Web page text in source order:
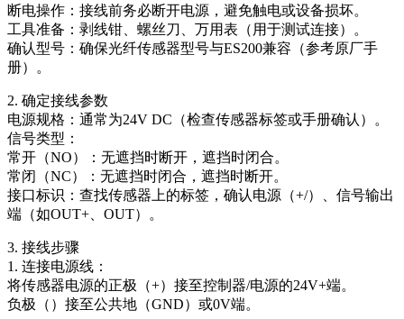
断电操作：接线前务必断开电源，避免触电或设备损坏。
工具准备：剥线钳、螺丝刀、万用表（用于测试连接）。
确认型号：确保光纤传感器型号与ES200兼容（参考原厂手
册）。
2. 确定接线参数
电源规格：通常为24V DC（检查传感器标签或手册确认）。
信号类型：
常开（NO）：无遮挡时断开，遮挡时闭合。
常闭（NC）：无遮挡时闭合，遮挡时断开。
接口标识：查找传感器上的标签，确认电源（+/）、信号输出
端（如OUT+、OUT）。
3. 接线步骤
1. 连接电源线：
将传感器电源的正极（+）接至控制器/电源的24V+端。
负极（）接至公共地（GND）或0V端。